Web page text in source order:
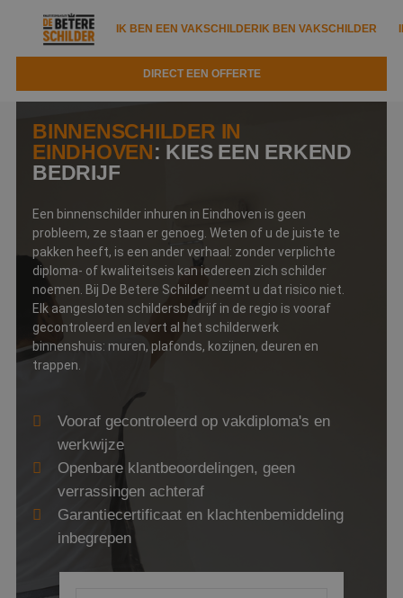
IK BEN EEN VAKSCHILDERIK BEN VAKSCHILDER
DIRECT EEN OFFERTE
IK BEN EEN VAKSCHILDERIK BEN VAKSCHILDER
Documenten
Kennisbank
Trainingen
Partners
Infopakket
IK ZOEK EEN VAKSCHILDERVAKSCHILDER ZOEKEN
Tips
Garantie
Service
Waarom de betere schilder?
Over ons
Nieuws & blog
Vacatures
Webshop
Contact
Magazines
BINNENSCHILDER IN
EINDHOVEN: KIES EEN ERKEND
BEDRIJF
Een binnenschilder inhuren in Eindhoven is geen
probleem, ze staan er genoeg. Weten of u de juiste te
pakken heeft, is een ander verhaal: zonder verplichte
diploma- of kwaliteitseis kan iedereen zich schilder
noemen. Bij De Betere Schilder neemt u dat risico niet.
Elk aangesloten schildersbedrijf in de regio is vooraf
gecontroleerd en levert al het schilderwerk
binnenshuis: muren, plafonds, kozijnen, deuren en
trappen.
Vooraf gecontroleerd op vakdiploma's en
werkwijze
Openbare klantbeoordelingen, geen
verrassingen achteraf
Garantiecertificaat en klachtenbemiddeling
inbegrepen